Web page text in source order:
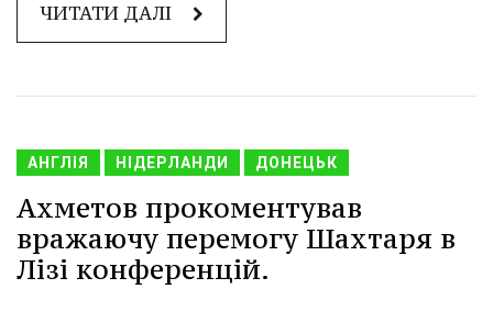
ЧИТАТИ ДАЛІ
АНГЛІЯ НІДЕРЛАНДИ ДОНЕЦЬК
Ахметов прокоментував
вражаючу перемогу Шахтаря в
Лізі конференцій.